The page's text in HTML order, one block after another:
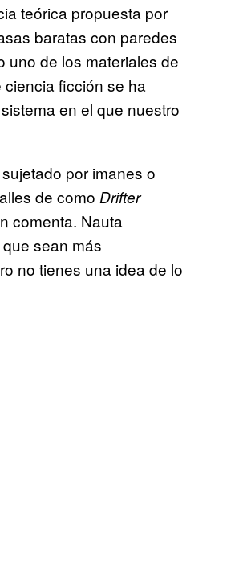
teórica propuesta por
baratas con paredes
uno de los materiales de
ficción se ha
en el que nuestro
por imanes o
de como Drifter
comenta. Nauta
sean más
no tienes una idea de lo